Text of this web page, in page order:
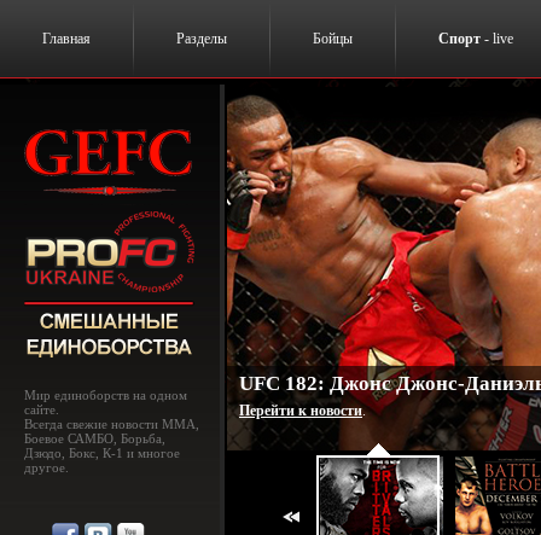
Главная Разделы Бойцы Спорт - live
Мир единоборств на одном
сайте.
Всегда свежие новости MMA,
Боевое САМБО, Борьба,
Дзюдо, Бокс, К-1 и многое
другое.
UFC 182: Джонс Джонс-
Перейти к новости.